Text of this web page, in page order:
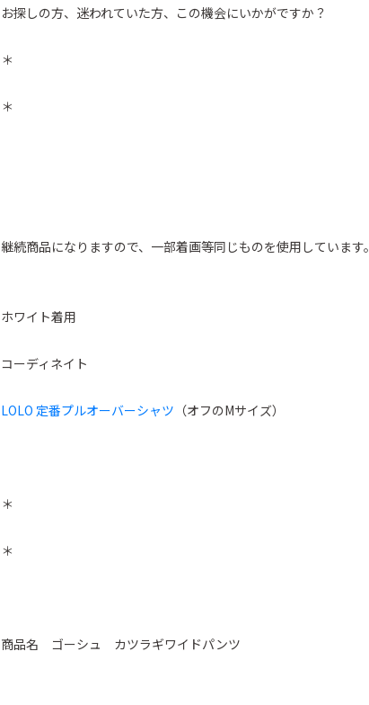
お探しの方、迷われていた方、この機会にいかがですか？
＊
＊
継続商品になりますので、一部着画等同じものを使用しています。
ホワイト着用
コーディネイト
LOLO 定番プルオーバーシャツ （オフのMサイズ）
＊
＊
商品名 ゴーシュ カツラギワイドパンツ